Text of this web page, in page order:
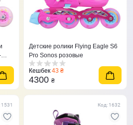
Детские ролики Flying Eagle S6
Pro Sonos розовые
Кешбек 43 ₴
4300 ₴
1531 Код: 1632